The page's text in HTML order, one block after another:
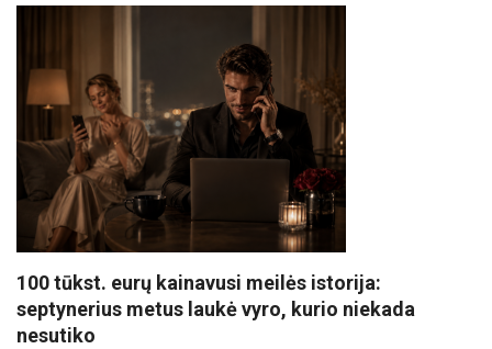
100 tūkst. eurų kainavusi meilės istorija:
septynerius metus laukė vyro, kurio niekada
nesutiko